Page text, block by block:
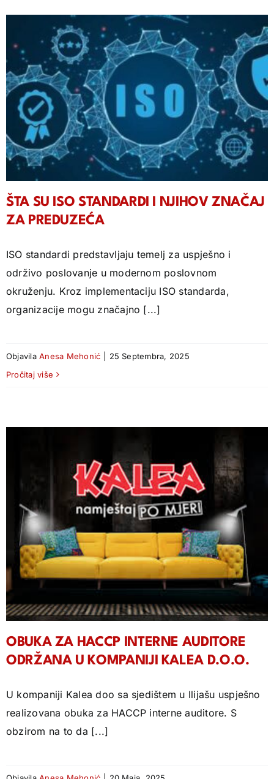
ŠTA SU ISO STANDARDI I NJIHOV ZNAČAJ
ZA PREDUZEĆA
ISO standardi predstavljaju temelj za uspješno i
održivo poslovanje u modernom poslovnom
okruženju. Kroz implementaciju ISO standarda,
organizacije mogu značajno [...]
ObjavilaAnesa Mehonić
25 Septembra, 2025
Pročitaj više
OBUKA ZA HACCP INTERNE AUDITORE
ODRŽANA U KOMPANIJI KALEA D.O.O.
U kompaniji Kalea doo sa sjedištem u Ilijašu uspješno
realizovana obuka za HACCP interne auditore. S
obzirom na to da [...]